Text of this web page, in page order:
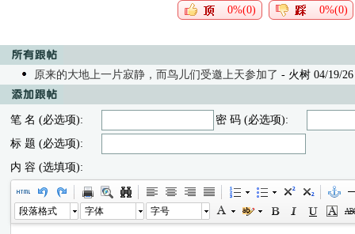
0%(0) 0%(0)
原来的大地上一片寂静，而鸟儿们受邀上天参加了 - 火树 04/19/
笔 名 (必选项):
密 码 (必选项):
标 题 (必选项):
内 容 (选填项):
段落格式 字体 字号